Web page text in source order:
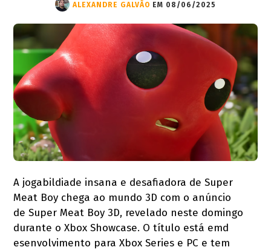
ALEXANDRE GALVÃO EM 08/06/2025
A jogabildiade insana e desafiadora de Super
Meat Boy chega ao mundo 3D com o anúncio
de Super Meat Boy 3D, revelado neste domingo
durante o Xbox Showcase. O título está emd
esenvolvimento para Xbox Series e PC e tem